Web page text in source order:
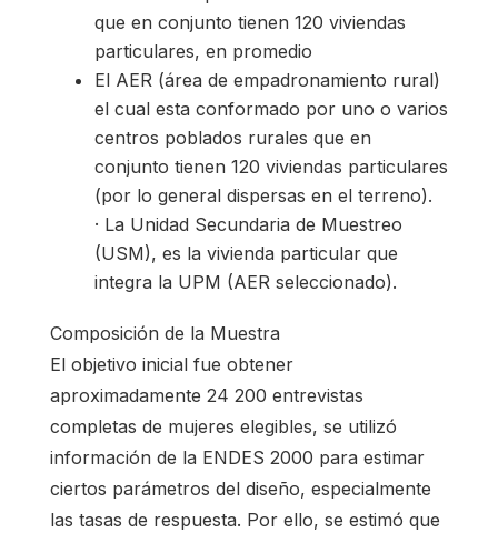
que en conjunto tienen 120 viviendas
particulares, en promedio
El AER (área de empadronamiento rural)
el cual esta conformado por uno o varios
centros poblados rurales que en
conjunto tienen 120 viviendas particulares
(por lo general dispersas en el terreno).
· La Unidad Secundaria de Muestreo
(USM), es la vivienda particular que
integra la UPM (AER seleccionado).
Composición de la Muestra
El objetivo inicial fue obtener
aproximadamente 24 200 entrevistas
completas de mujeres elegibles, se utilizó
información de la ENDES 2000 para estimar
ciertos parámetros del diseño, especialmente
las tasas de respuesta. Por ello, se estimó que